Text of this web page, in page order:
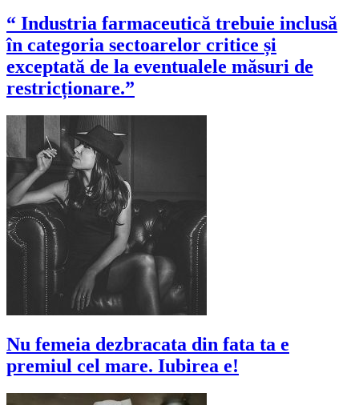
“ Industria farmaceutică trebuie inclusă
în categoria sectoarelor critice și
exceptată de la eventualele măsuri de
restricționare.”
Nu femeia dezbracata din fata ta e
premiul cel mare. Iubirea e!